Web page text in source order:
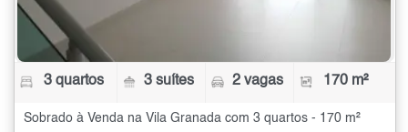
3 quartos 3 suítes 2 vagas 170 m²
Sobrado à Venda na Vila Granada com 3 quartos - 170 m²